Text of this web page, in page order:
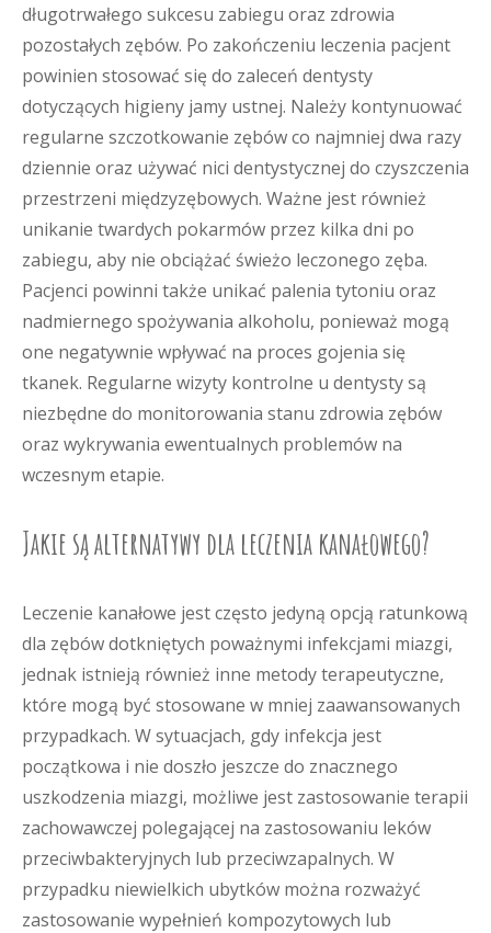
długotrwałego sukcesu zabiegu oraz zdrowia
pozostałych zębów. Po zakończeniu leczenia pacjent
powinien stosować się do zaleceń dentysty
dotyczących higieny jamy ustnej. Należy kontynuować
regularne szczotkowanie zębów co najmniej dwa razy
dziennie oraz używać nici dentystycznej do czyszczenia
przestrzeni międzyzębowych. Ważne jest również
unikanie twardych pokarmów przez kilka dni po
zabiegu, aby nie obciążać świeżo leczonego zęba.
Pacjenci powinni także unikać palenia tytoniu oraz
nadmiernego spożywania alkoholu, ponieważ mogą
one negatywnie wpływać na proces gojenia się
tkanek. Regularne wizyty kontrolne u dentysty są
niezbędne do monitorowania stanu zdrowia zębów
oraz wykrywania ewentualnych problemów na
wczesnym etapie.
Jakie są alternatywy dla leczenia kanałowego?
Leczenie kanałowe jest często jedyną opcją ratunkową
dla zębów dotkniętych poważnymi infekcjami miazgi,
jednak istnieją również inne metody terapeutyczne,
które mogą być stosowane w mniej zaawansowanych
przypadkach. W sytuacjach, gdy infekcja jest
początkowa i nie doszło jeszcze do znacznego
uszkodzenia miazgi, możliwe jest zastosowanie terapii
zachowawczej polegającej na zastosowaniu leków
przeciwbakteryjnych lub przeciwzapalnych. W
przypadku niewielkich ubytków można rozważyć
zastosowanie wypełnień kompozytowych lub